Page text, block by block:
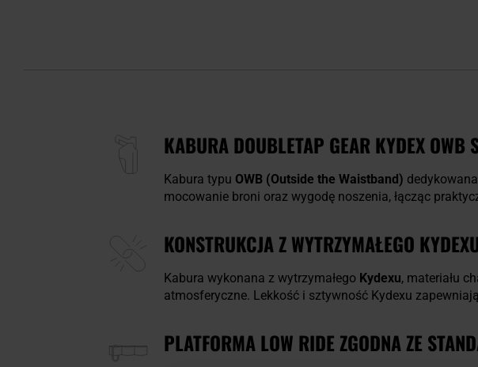
KABURA DOUBLETAP GEAR KYDEX OWB
Kabura typu OWB (Outside the Waistband)
mocowanie broni oraz wygodę noszenia, łącząc
KONSTRUKCJA Z WYTRZYMAŁEGO
Kabura wykonana z wytrzymałego Kydexu, materiału
atmosferyczne. Lekkość i sztywność Kydexu
PLATFORMA LOW RIDE ZGODNA ZE